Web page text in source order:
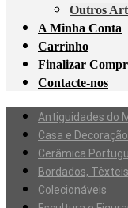
Outros
A Minha Conta
Carrinho
Finalizar
Contacte-nos
Antiguidades do
Casa e Decoração
Cerâmica
Bordados,
Colecionáveis